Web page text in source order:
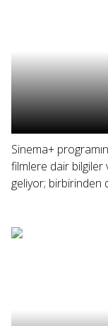
Sinema+
filmlere dair
geliyor; birbirinden